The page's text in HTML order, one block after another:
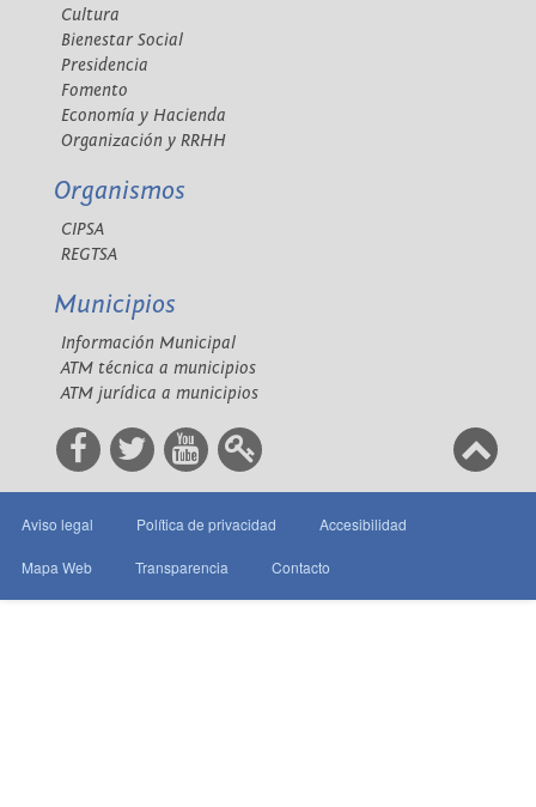
Cultura
Bienestar Social
Presidencia
Fomento
Economía y Hacienda
Organización y RRHH
Organismos
CIPSA
REGTSA
Municipios
Información Municipal
ATM técnica a municipios
ATM jurídica a municipios
Aviso legal Política de privacidad Accesibilidad
Mapa Web Transparencia Contacto